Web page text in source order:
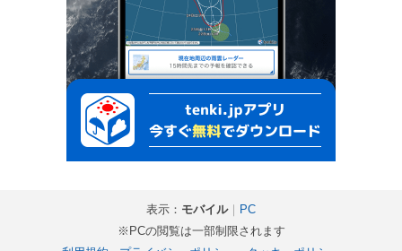
表示： モバイル｜
PC
※PCの閲覧は一部制限されます